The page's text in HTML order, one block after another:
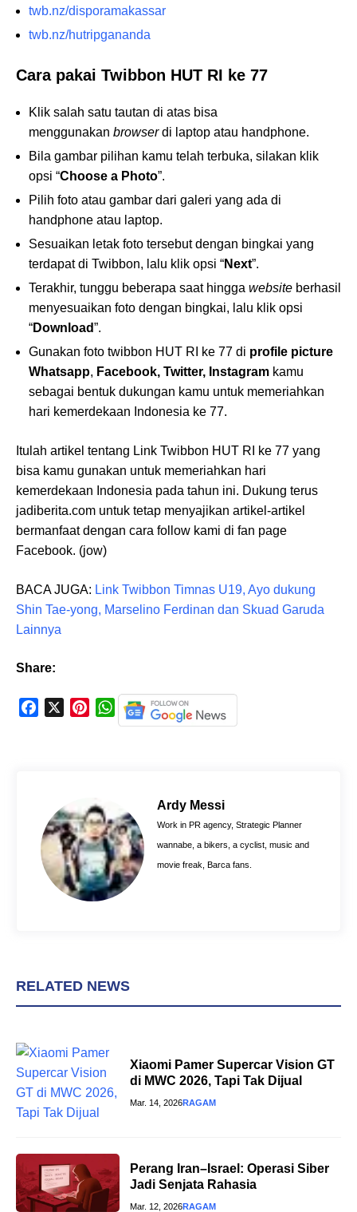
twb.nz/disporamakassar
twb.nz/hutripgananda
Cara pakai Twibbon HUT RI ke 77
Klik salah satu tautan di atas bisa
menggunakan browserdi laptop atau handphone.
Bila gambar pilihan kamu telah terbuka, silakan klik
opsi “Choose a Photo”.
Pilih foto atau gambar dari galeri yang ada di
handphone atau laptop.
Sesuaikan letak foto tersebut dengan bingkai yang
terdapat di Twibbon, lalu klik opsi “Next”.
Terakhir, tunggu beberapa saat hingga website berhasil
menyesuaikan foto dengan bingkai, lalu klik opsi
“Download”.
Gunakan foto twibbon HUT RI ke 77 di profile picture
Whatsapp, Facebook, Twitter, Instagram kamu
sebagai bentuk dukungan kamu untuk memeriahkan
hari kemerdekaan Indonesia ke 77.
Itulah artikel tentang Link Twibbon HUT RI ke 77 yang
bisa kamu gunakan untuk memeriahkan hari
kemerdekaan Indonesia pada tahun ini. Dukung terus
jadiberita.com untuk tetap menyajikan artikel-artikel
bermanfaat dengan cara follow kami di fan page
Facebook. (jow)
BACA JUGA: Link Twibbon Timnas U19, Ayo dukung
Shin Tae-yong, Marselino Ferdinan dan Skuad Garuda
Lainnya
Share:
k
r
e
s
W
h
p
p
Ardy Messi
Work in PR agency, Strategic Planner
wannabe, a bikers, a cyclist, music and
movie freak, Barca fans.
RELATED NEWS
Xiaomi Pamer Supercar Vision GT
di MWC 2026, Tapi Tak Dijual
Mar. 14, 2026RAGAM
Perang Iran–Israel: Operasi Siber
Jadi Senjata Rahasia
Mar. 12, 2026RAGAM